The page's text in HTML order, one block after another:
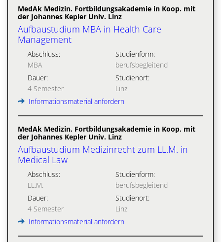
MedAk Medizin. Fortbildungsakademie in Koop. mit
der Johannes Kepler Univ. Linz
Aufbaustudium MBA in Health Care
Management
Abschluss:
MBA
Studienform:
berufsbegleitend
Dauer:
4 Semester
Studienort:
Linz
Informationsmaterial anfordern
MedAk Medizin. Fortbildungsakademie in Koop. mit
der Johannes Kepler Univ. Linz
Aufbaustudium Medizinrecht zum LL.M. in
Medical Law
Abschluss:
LL.M.
Studienform:
berufsbegleitend
Dauer:
4 Semester
Studienort:
Linz
Informationsmaterial anfordern